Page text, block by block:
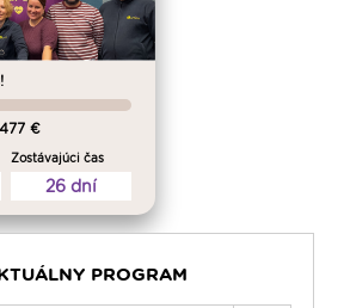
€
Zostávajúci čas
26 dní
PROGRAM
- SK (repríza)
Božskému srdcu
- štvrtok (I.)
- sv. omša 08:30
- štvrtok (II.)
Františka
Anjel Pána + zamyslenie
aperitív
rok